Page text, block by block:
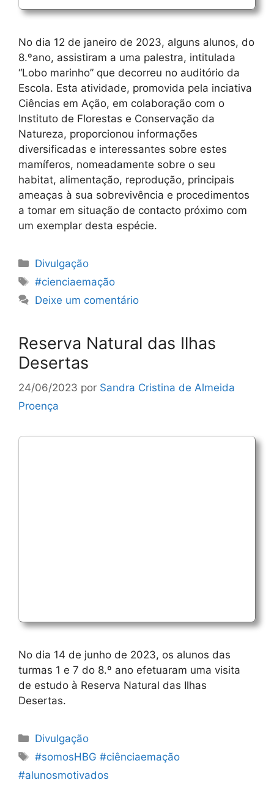
No dia 12 de janeiro de 2023, alguns alunos, do
8.ºano, assistiram a uma palestra, intitulada
“Lobo marinho” que decorreu no auditório da
Escola. Esta atividade, promovida pela inciativa
Ciências em Ação, em colaboração com o
Instituto de Florestas e Conservação da
Natureza, proporcionou informações
diversificadas e interessantes sobre estes
mamíferos, nomeadamente sobre o seu
habitat, alimentação, reprodução, principais
ameaças à sua sobrevivência e procedimentos
a tomar em situação de contacto próximo com
um exemplar desta espécie.
Categorias
Divulgação
Etiquetas
#cienciaemação
Deixe um comentário
Reserva Natural das Ilhas
Desertas
24/06/2023 por Sandra Cristina de Almeida
Proença
No dia 14 de junho de 2023, os alunos das
turmas 1 e 7 do 8.º ano efetuaram uma visita
de estudo à Reserva Natural das Ilhas
Desertas.
Categorias
Divulgação
Etiquetas
#somosHBG #ciênciaemação
#alunosmotivados